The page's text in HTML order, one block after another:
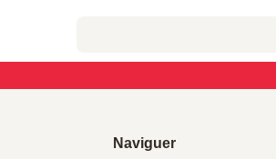
Naviguer